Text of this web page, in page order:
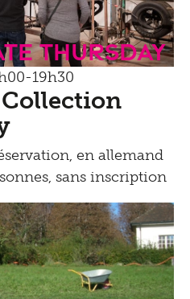
Thursday
19h30
en allemand
sans inscription